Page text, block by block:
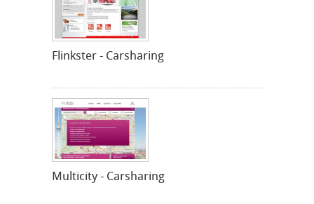
Flinkster - Carsharing
Multicity - Carsharing